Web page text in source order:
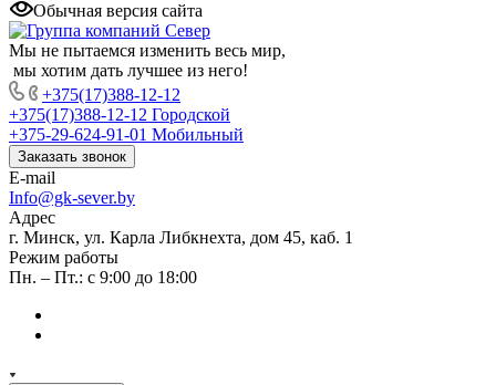
Обычная версия сайта
Мы не пытаемся изменить весь мир,
мы хотим дать лучшее из него!
+375(17)388-12-12
+375(17)388-12-12 Городской
+375-29-624-91-01 Мобильный
Заказать звонок
E-mail
Info@gk-sever.by
Адрес
г. Минск, ул. Карла Либкнехта, дом 45, каб. 1
Режим работы
Пн. – Пт.: с 9:00 до 18:00